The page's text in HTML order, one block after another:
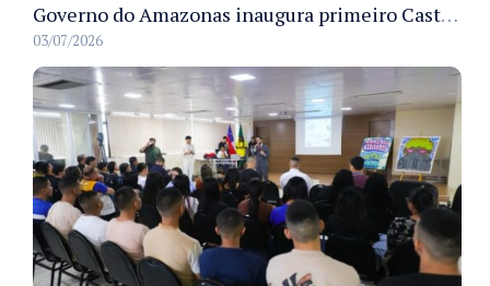
Governo do Amazonas inaugura primeiro Castramóvel Fluvial para atendimento veterinário às comunidades ribeirinhas e castração gratuita
03/07/2026